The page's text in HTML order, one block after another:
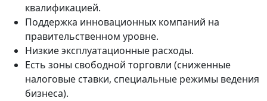
квалификацией.
Поддержка инновационных компаний на
правительственном уровне.
Низкие эксплуатационные расходы.
Есть зоны свободной торговли (сниженные
налоговые ставки, специальные режимы ведения
бизнеса).